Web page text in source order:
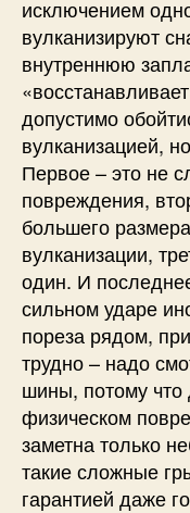
исключением
вулканизируют
внутреннюю
допустимо
вулканизацией,
Первое – это не
повреждения,
большего
вулканизации,
один. И
сильном ударе
пореза рядом,
трудно – надо
шины, потому
физическом
заметна только
такие сложные
гарантией даже